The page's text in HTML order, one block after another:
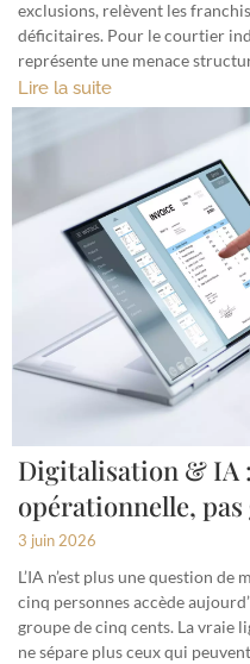
exclusions, relèvent les
déficitaires. Pour le courtier
représente une menace
Lire la suite
Digitalisation & IA
opérationnelle, pas
3 juin 2026
L’IA n’est plus une question
cinq personnes accède
groupe de cinq cents. La vraie
ne sépare plus ceux qui